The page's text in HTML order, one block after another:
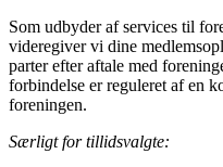
Som udbyder af services til
videregiver vi dine
parter efter aftale med
forbindelse er reguleret af en
foreningen.
Særligt for tillidsvalgte: